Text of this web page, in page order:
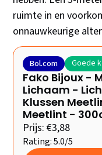
ruimte in en
onnauwkeurige
Bol.com Goede
Fako Bijoux -
Lichaam -
Klussen
Meetlint -
Prijs: €3,88
Rating: 5.0/5